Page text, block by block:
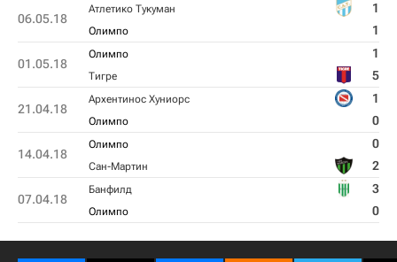
06.05.18
Атлетико Тукуман 1
Олимпо 1
01.05.18
Олимпо 1
Тигре 5
21.04.18
Архентинос Хуниорс 1
Олимпо 0
14.04.18
Олимпо 0
Сан-Мартин 2
07.04.18
Банфилд 3
Олимпо 0